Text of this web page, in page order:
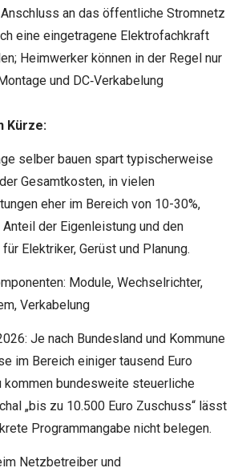
an das öffentliche Stromnetz
eine eingetragene Elektrofachkraft
Heimwerker können in der Regel nur
und DC‑Verkabelung
Kürze:
selber bauen spart typischerweise
Gesamtkosten, in vielen
eher im Bereich von 10-30%,
der Eigenleistung und den
Elektriker, Gerüst und Planung.
Module, Wechselrichter,
Verkabelung
Je nach Bundesland und Kommune
im Bereich einiger tausend Euro
kommen bundesweite steuerliche
„bis zu 10.500 Euro Zuschuss“ lässt
Programmangabe nicht belegen.
Netzbetreiber und